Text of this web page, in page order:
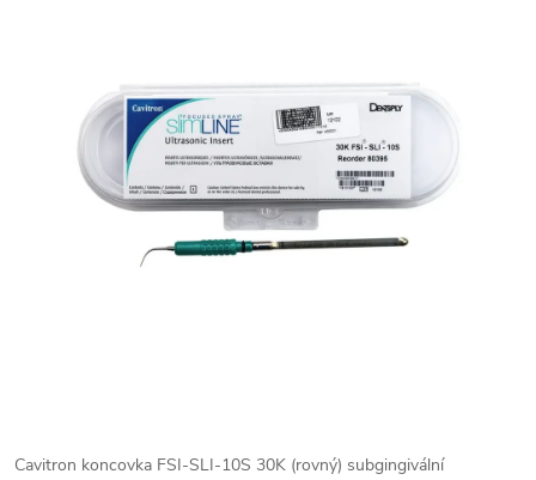
Cavitron koncovka FSI-SLI-10S 30K (rovný) subgingivální